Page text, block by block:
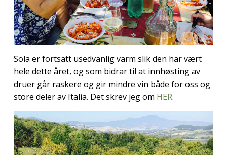
Sola er fortsatt usedvanlig varm slik den har vært
hele dette året, og som bidrar til at innhøsting av
druer går raskere og gir mindre vin både for oss og
store deler av Italia. Det skrev jeg om HER.